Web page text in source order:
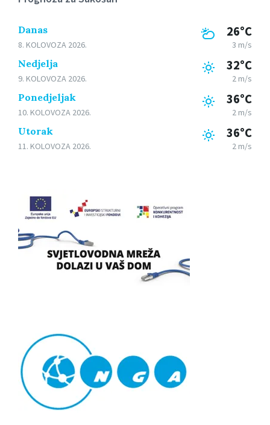
Danas
8. KOLOVOZA 2026.
26°C
3 m/s
Nedjelja
9. KOLOVOZA 2026.
32°C
2 m/s
Ponedjeljak
10. KOLOVOZA 2026.
36°C
2 m/s
Utorak
11. KOLOVOZA 2026.
36°C
2 m/s